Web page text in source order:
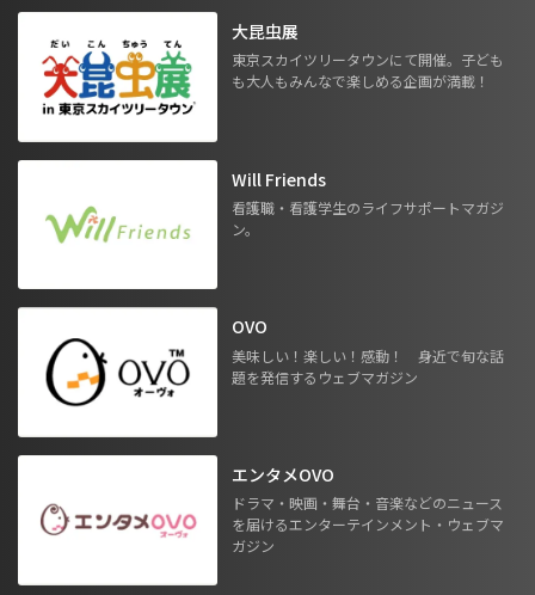
大昆虫展
東京スカイツリータウンにて開催。子ども
も大人もみんなで楽しめる企画が満載！
Will Friends
看護職・看護学生のライフサポートマガジ
ン。
OVO
美味しい！楽しい！感動！ 身近で旬な話
題を発信するウェブマガジン
エンタメOVO
ドラマ・映画・舞台・音楽などのニュース
を届けるエンターテインメント・ウェブマ
ガジン